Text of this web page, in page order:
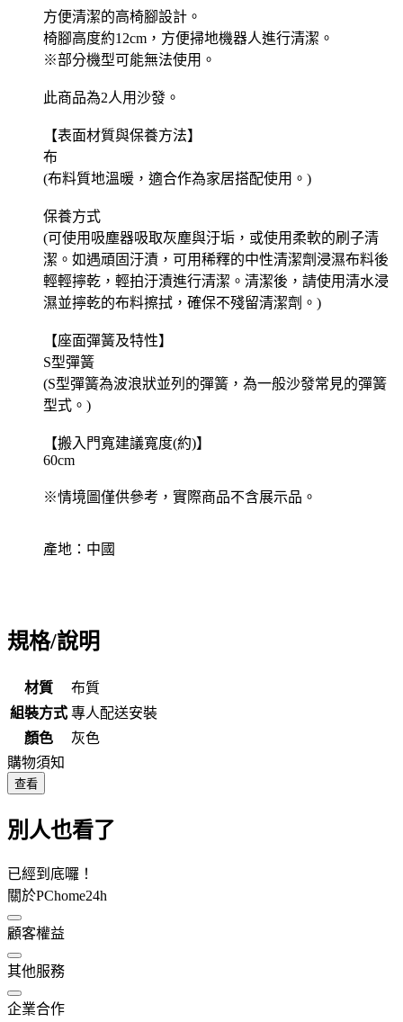
方便清潔的高椅腳設計。
椅腳高度約12cm，方便掃地機器人進行清潔。
※部分機型可能無法使用。
此商品為2人用沙發。
【表面材質與保養方法】
布
(布料質地溫暖，適合作為家居搭配使用。)
保養方式
(可使用吸塵器吸取灰塵與汙垢，或使用柔軟的刷子清
潔。如遇頑固汙漬，可用稀釋的中性清潔劑浸濕布料後
輕輕擰乾，輕拍汙漬進行清潔。清潔後，請使用清水浸
濕並擰乾的布料擦拭，確保不殘留清潔劑。)
【座面彈簧及特性】
S型彈簧
(S型彈簧為波浪狀並列的彈簧，為一般沙發常見的彈簧
型式。)
【搬入門寬建議寬度(約)】
60cm
※情境圖僅供參考，實際商品不含展示品。
產地：中國
規格/說明
材質
布質
組裝方式 專人配送安裝
顏色
灰色
購物須知
查看
別人也看了
已經到底囉！
關於PChome24h
顧客權益
其他服務
企業合作